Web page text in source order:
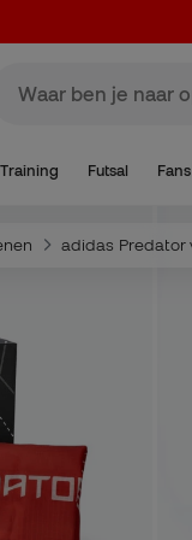
Training Futsal Fans
adidas Predator